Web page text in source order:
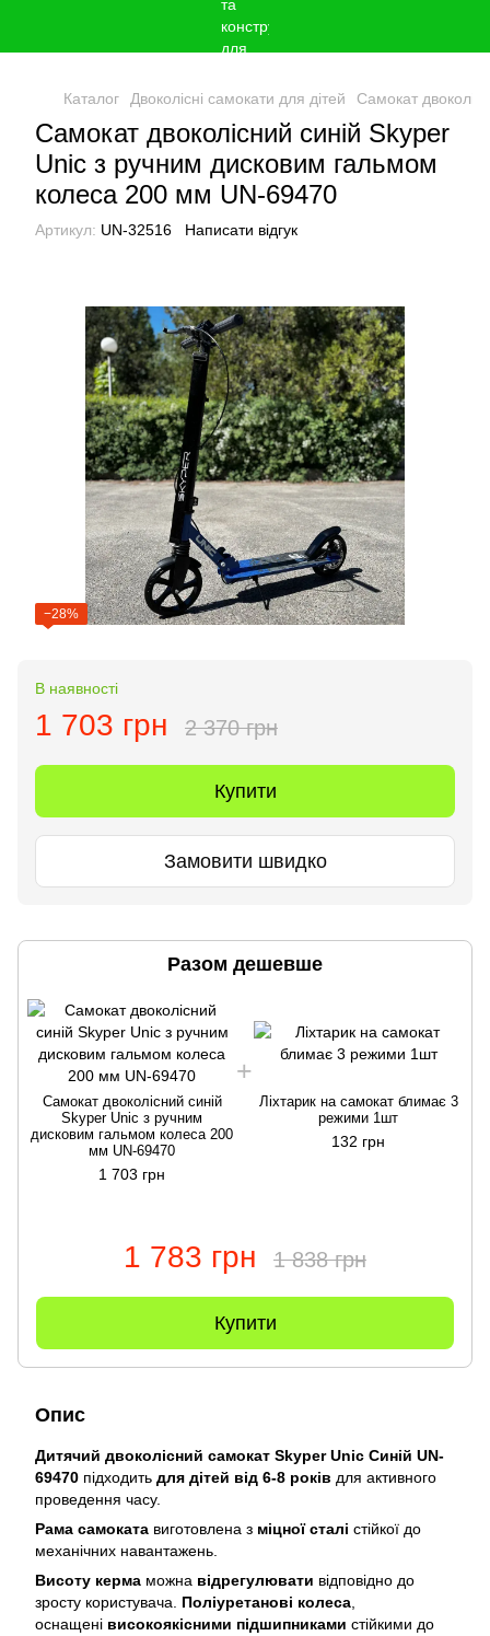
Каталог Двоколісні самокати для дітей Самокат
Самокат двоколісний синій Skyper
Unic з ручним дисковим гальмом
колеса 200 мм UN-69470
Артикул: UN-32516 Написати відгук
−28%
В наявності
1 703 грн 2 370 грн
Купити
Замовити швидко
Разом дешевше
Самокат двоколісний синій
Skyper Unic з ручним
дисковим гальмом колеса 200
мм UN-69470
1 703 грн
Ліхтарик на самокат блимає 3
режими 1шт
132 грн
1 783 грн 1 838 грн
Купити
Опис
Дитячий двоколісний самокат Skyper Unic Синій UN-
69470 підходить для дітей від 6-8 років для активного
проведення часу.
Рама самоката виготовлена з міцної сталі стійкої до
механічних навантажень.
Висоту керма можна відрегулювати відповідно до
зросту користувача. Поліуретанові колеса
оснащені високоякісними підшипниками стійкими до